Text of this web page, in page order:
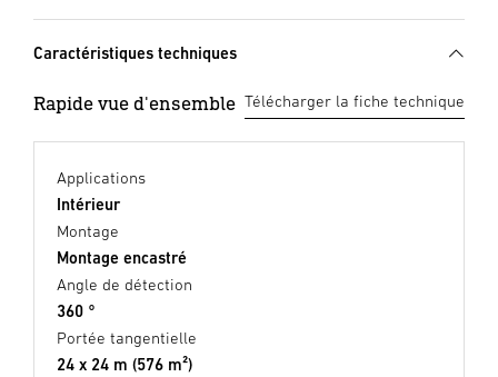
Caractéristiques techniques
Rapide vue d'ensemble Télécharger la fiche technique
Applications
Intérieur
Montage
Montage encastré
Angle de détection
360 °
Portée tangentielle
24 x 24 m (576 m²)